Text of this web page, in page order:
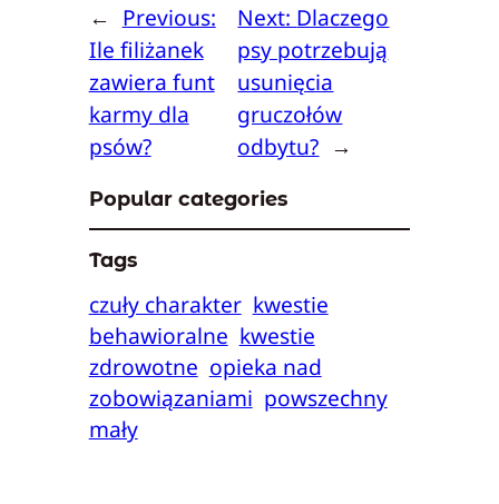
← Previous:
Ile filiżanek
zawiera funt
karmy dla
psów?
Next: Dlaczego
psy potrzebują
usunięcia
gruczołów
odbytu? →
Popular categories
Tags
czuły charakter kwestie
behawioralne kwestie
zdrowotne opieka nad
zobowiązaniami powszechny
mały